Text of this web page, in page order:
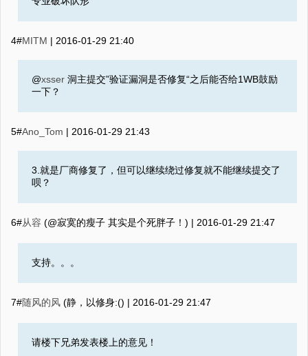
4#MITM | 2016-01-29 21:40
@xsser 洞主提交”验证漏洞是否修复“之后能否给1WB鼓励
一下？
5#Ano_Tom | 2016-01-29 21:43
3.就是厂商修复了，但可以继续绕过修复就不能继续提交了
呗？
6#从容 (@寂寞的瘦子 其实是个死胖子！) | 2016-01-29 21:47
支持。。。
7#随风的风 (静，以修身:() | 2016-01-29 21:47
请楼下兄弟发表楼上的意见！